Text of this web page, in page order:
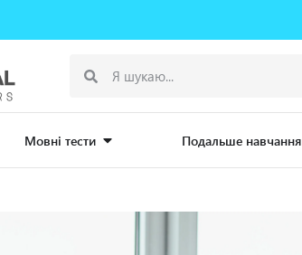
Мовні тести Подальше навчання